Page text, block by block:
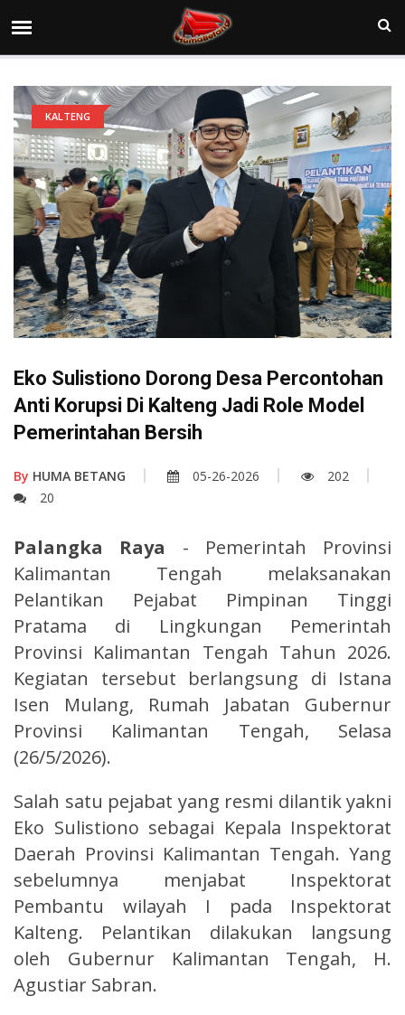
KALTENG
Eko Sulistiono Dorong Desa Percontohan
Anti Korupsi Di Kalteng Jadi Role Model
Pemerintahan Bersih
By HUMA BETANG 05-26-2026
202
20
Palangka Raya - Pemerintah Provinsi
Kalimantan Tengah melaksanakan
Pelantikan Pejabat Pimpinan Tinggi
Pratama di Lingkungan Pemerintah
Provinsi Kalimantan Tengah Tahun 2026.
Kegiatan tersebut berlangsung di Istana
Isen Mulang, Rumah Jabatan Gubernur
Provinsi Kalimantan Tengah, Selasa
(26/5/2026).
Salah satu pejabat yang resmi dilantik yakni
Eko Sulistiono sebagai Kepala Inspektorat
Daerah Provinsi Kalimantan Tengah. Yang
sebelumnya menjabat Inspektorat
Pembantu wilayah I pada Inspektorat
Kalteng. Pelantikan dilakukan langsung
oleh Gubernur Kalimantan Tengah, H.
Agustiar Sabran.